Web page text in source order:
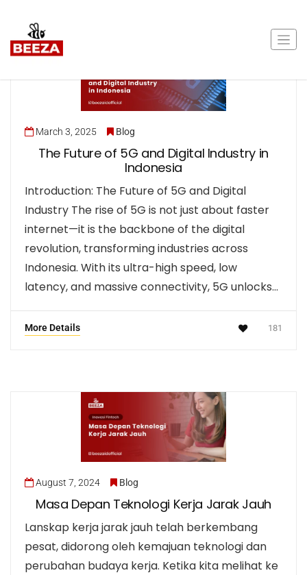
March 3, 2025 Blog
The Future of 5G and Digital Industry in
Indonesia
Introduction: The Future of 5G and Digital
Industry The rise of 5G is not just about faster
internet—it is the backbone of the digital
revolution, transforming industries across
Indonesia. With its ultra-high speed, low
latency, and massive connectivity, 5G unlocks…
More Details 181
August 7, 2024 Blog
Masa Depan Teknologi Kerja Jarak Jauh
Lanskap kerja jarak jauh telah berkembang
pesat, didorong oleh kemajuan teknologi dan
perubahan budaya kerja. Ketika kita melihat ke